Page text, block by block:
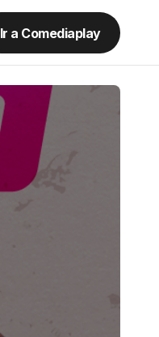
Ir a Comediaplay